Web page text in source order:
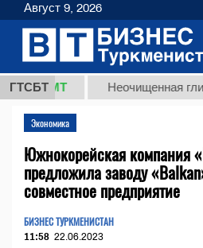
ГТСБТ Неочищенная
Экономика
Южнокорейская компания
предложила заводу
совместное предприятие
БИЗНЕС ТУРКМЕНИСТАН
11:58 22.06.2023
Август 9, 2026